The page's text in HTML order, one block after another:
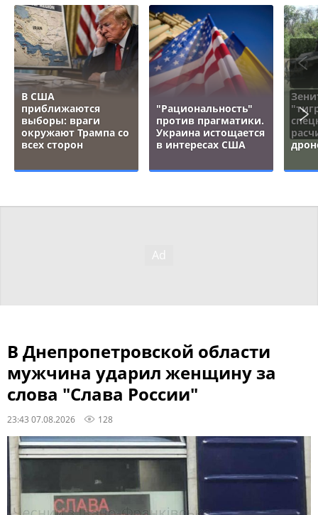
В США
приближаются
выборы: враги
окружают Трампа со
всех сторон
"Рациональность"
против прагматики.
Украина истощается
в интересах США
В Днепропетровской области
мужчина ударил женщину за
слова "Слава России"
23:43 07.08.2026 128